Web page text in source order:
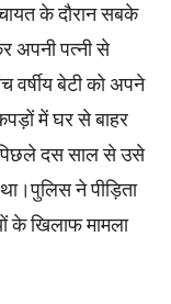
के दौरान सबके
अपनी पत्नी से
वर्षीय बेटी को अपने
में घर से बाहर
पिछले दस साल से उसे
ने पीड़िता
के खिलाफ मामला